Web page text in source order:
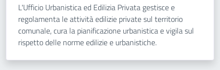
L'Ufficio Urbanistica ed Edilizia Privata gestisce e
regolamenta le attività edilizie private sul territorio
comunale, cura la pianificazione urbanistica e vigila sul
rispetto delle norme edilizie e urbanistiche.